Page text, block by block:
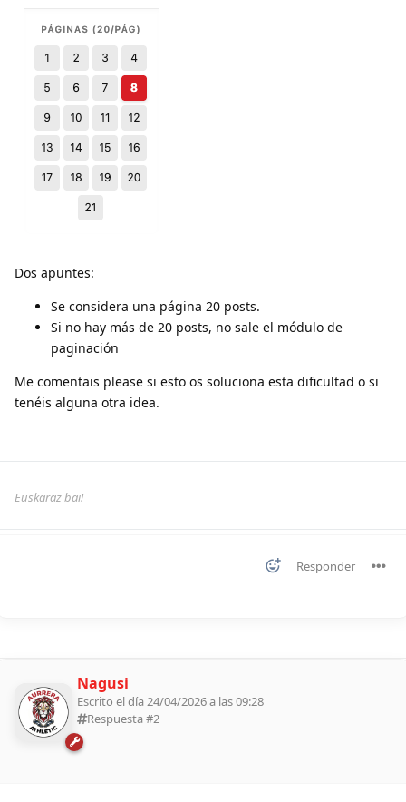
Dos apuntes:
Se considera una página 20 posts.
Si no hay más de 20 posts, no sale el módulo de
paginación
Me comentais please si esto os soluciona esta dificultad o si
tenéis alguna otra idea.
Euskaraz bai!
Responder
Nagusi
Escrito el día 24/04/2026 a las 09:28
Respuesta #2